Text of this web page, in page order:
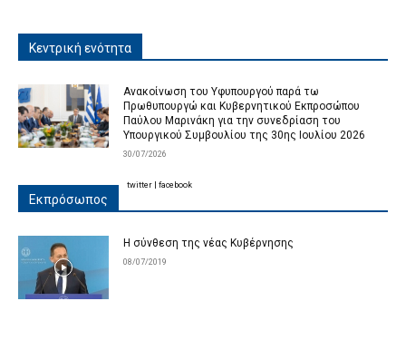
Κεντρική ενότητα
Ανακοίνωση του Υφυπουργού παρά τω
Πρωθυπουργώ και Κυβερνητικού Εκπροσώπου
Παύλου Μαρινάκη για την συνεδρίαση του
Υπουργικού Συμβουλίου της 30ης Ιουλίου 2026
30/07/2026
Εκπρόσωπος
Η σύνθεση της νέας Κυβέρνησης
08/07/2019
twitter facebook